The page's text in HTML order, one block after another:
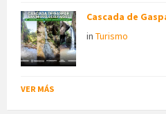
Cascada de
in Turismo
VER MÁS